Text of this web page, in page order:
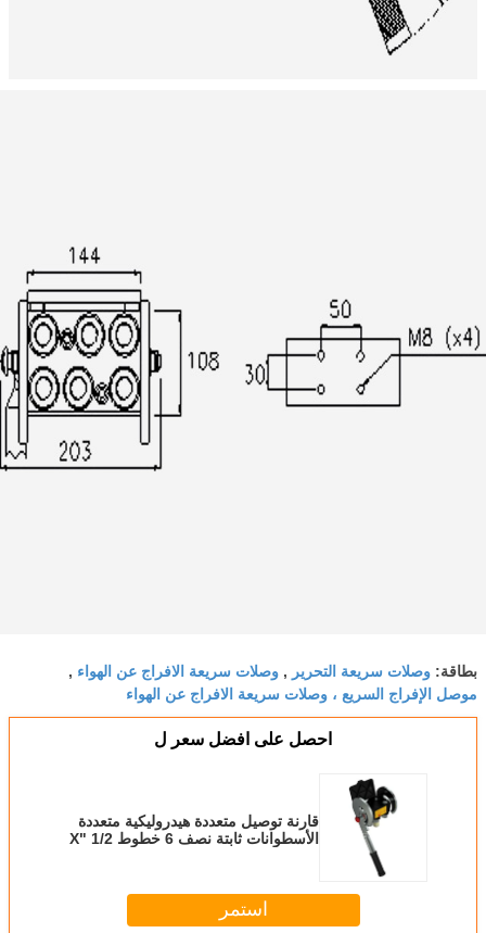
بطاقة:وصلات سريعة التحرير, وصلات سريعة الافراج عن الهواء,
موصل الإفراج السريع ، وصلات سريعة الافراج عن الهواء
احصل على افضل سعر ل
قارنة توصيل متعددة هيدروليكية متعددة
الأسطوانات ثابتة نصف 6 خطوط 1/2 "X
استمر